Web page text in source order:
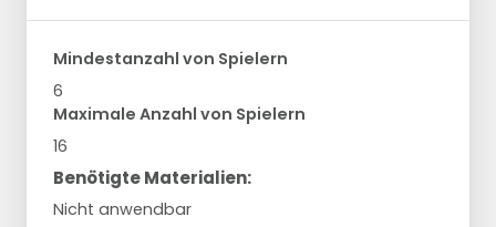
Mindestanzahl von Spielern
6
Maximale Anzahl von Spielern
16
Benötigte Materialien:
Nicht anwendbar